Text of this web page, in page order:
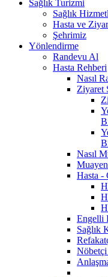
Sağlık Turizmi
Sağlık
Hasta ve
Şehrimiz
Yönlendirme
Randevu Al
Hasta Rehberi
Nasıl
Ziyaret
Nasıl
Hasta -
Engelli
Sağlık